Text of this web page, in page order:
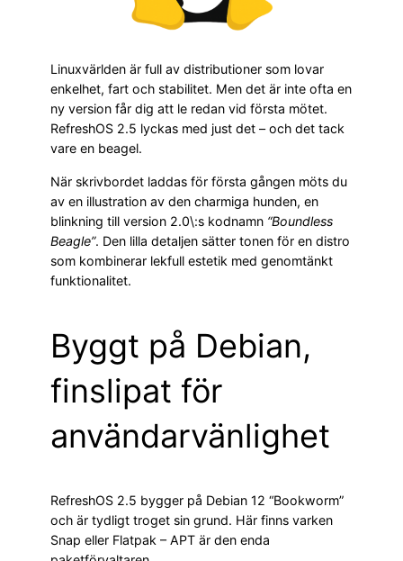
Linuxvärlden är full av distributioner som lovar
enkelhet, fart och stabilitet. Men det är inte ofta en
ny version får dig att le redan vid första mötet.
RefreshOS 2.5 lyckas med just det – och det tack
vare en beagel.
När skrivbordet laddas för första gången möts du
av en illustration av den charmiga hunden, en
blinkning till version 2.0\:s kodnamn “Boundless
Beagle”. Den lilla detaljen sätter tonen för en distro
som kombinerar lekfull estetik med genomtänkt
funktionalitet.
Byggt på Debian,
finslipat för
användarvänlighet
RefreshOS 2.5 bygger på Debian 12 “Bookworm”
och är tydligt troget sin grund. Här finns varken
Snap eller Flatpak – APT är den enda